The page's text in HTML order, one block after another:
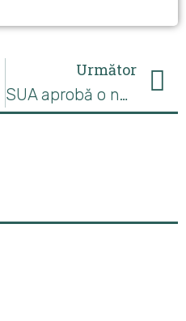
Următor
SUA aprobă o nouă vânzare de armament către Ucraina, în valoare de 322 de milioane de dolari